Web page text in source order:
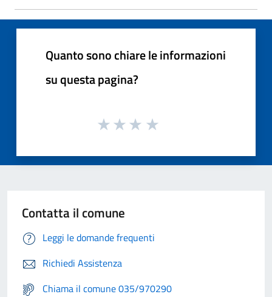
Quanto sono chiare le informazioni
su questa pagina?
Contatta il comune
Leggi le domande frequenti
Richiedi Assistenza
Chiama il comune 035/970290